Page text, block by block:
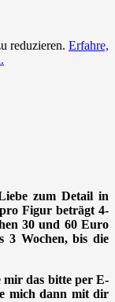
reduzieren. Erfahre,
zum Detail in
Figur beträgt 4-
30 und 60 Euro
3 Wochen, bis die
mir das bitte per E-
mich dann mit dir